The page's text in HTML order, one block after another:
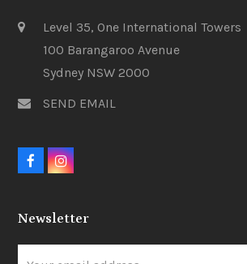
Level 35, One International Towers
100 Barangaroo Avenue
Sydney NSW 2000
SEND EMAIL
F
b
o
I
a
r
Newsletter